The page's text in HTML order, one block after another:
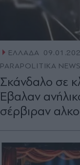
ΕΛΛΑΔΑ
PARAPOLITIKA
Σκάνδαλο σε
Έβαλαν
σέρβιραν